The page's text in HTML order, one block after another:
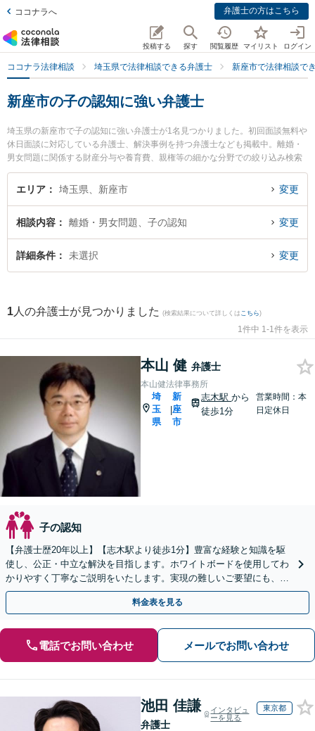
ココナラへ 弁護士の方はこちら
投稿する 探す 閲覧履歴 マイリスト ログイン
ココナラ法律相談 埼玉県で法律相談できる弁護士 新座市で法律相談で
新座市の子の認知に強い弁護士
埼玉県の新座市で子の認知に強い弁護士が1名見つかりました。初回面談無料や
休日面談に対応している弁護士、解決事例を持つ弁護士なども掲載中。離婚・
男女問題に関係する財産分与や養育費、親権等の細かな分野での絞り込み検索
もでき便利です。特に本山健法律事務所の本山 健弁護士のプロフィール情報や
弁護士費用、強みなどが注目されています。『新座市で土日や夜間に発生した
相談できる新座市内の弁護士に相談予約したい』などでお困りの相談者さんに
おすすめです。
エリア 埼玉県、新座市 変更
相談内容 離婚・男女問題、子の認知 変更
詳細条件 未選択 変更
1 人の弁護士が見つかりました (検索結果について詳しくは こちら)
1件中 1-1件を表示
本山 健 弁護士
本山健法律事務所
埼
玉
県
|
新
座
市
志木駅から
徒歩1分
営業時間：本
日定休日
子の認知
【弁護士歴20年以上】【志木駅より徒歩1分】豊富な経験と知識を駆
使し、公正・中立な解決を目指します。ホワイトボードを使用してわ
かりやすく丁寧なご説明をいたします。実現の難しいご要望にも、で
きる限りご希望に沿えるようなアドバイスを行います。
料金表を見る
電話でお問い合わせ メールでお問い合わせ
池田 佳謙
弁護士
インタビュ
ーを見る
東京都